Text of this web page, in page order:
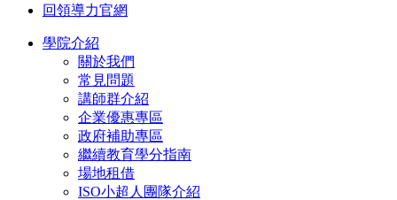
回領導力官網
學院介紹
關於我們
常見問題
講師群介紹
企業優惠專區
政府補助專區
繼續教育學分指南
場地租借
ISO小超人團隊介紹